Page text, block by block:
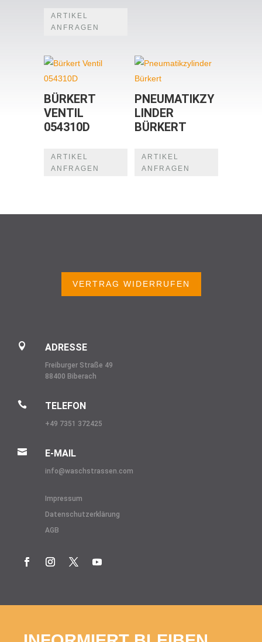
ARTIKEL
ANFRAGEN
BÜRKERT
VENTIL
054310D
ARTIKEL
ANFRAGEN
PNEUMATIKZY
LINDER
BÜRKERT
ARTIKEL
ANFRAGEN
VERTRAG WIDERRUFEN
 ADRESSE
Freiburger Straße 49
88400 Biberach
 TELEFON
+49 7351 372425
 E-MAIL
info@waschstrassen.com
Impressum
Datenschutzerklärung
AGB